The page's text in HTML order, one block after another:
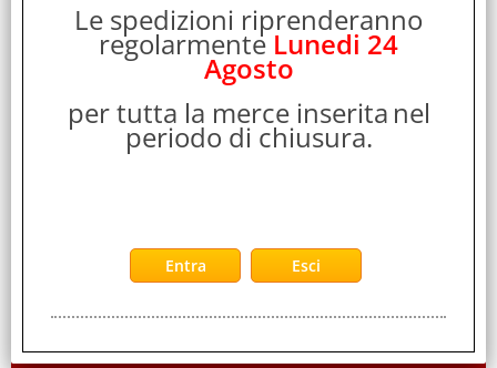
Descrizione
Le spedizioni riprenderanno
regolarmente Lunedi 24
Agosto
per tutta la merce inserita nel
periodo di chiusura.